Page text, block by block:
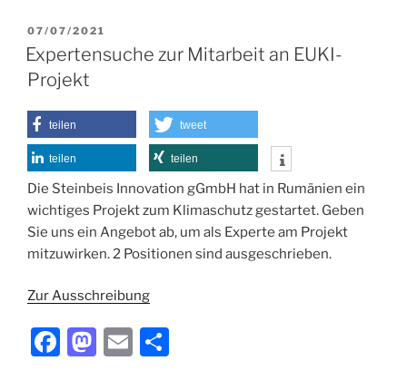
c
e
b
o
o
k
st
o
o
n
l
n
VERÖFFENTLICHT
AM
07/07/2021
Expertensuche zur Mitarbeit an EUKI-
Projekt
teilen tweet
teilen teilen
Die Steinbeis Innovation gGmbH hat in Rumänien ein
wichtiges Projekt zum Klimaschutz gestartet. Geben
Sie uns ein Angebot ab, um als Experte am Projekt
mitzuwirken. 2 Positionen sind ausgeschrieben.
Zur Ausschreibung
F
M E